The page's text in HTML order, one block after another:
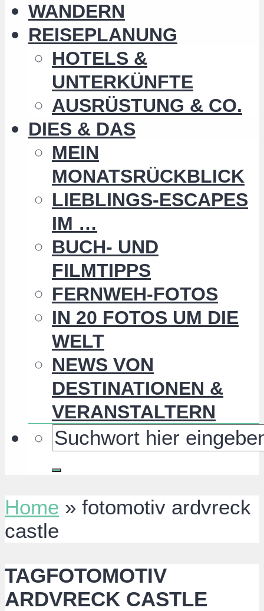
WANDERN
REISEPLANUNG
HOTELS &
UNTERKÜNFTE
AUSRÜSTUNG & CO.
DIES & DAS
MEIN
MONATSRÜCKBLICK
LIEBLINGS-ESCAPES
IM …
BUCH- UND
FILMTIPPS
FERNWEH-FOTOS
IN 20 FOTOS UM DIE
WELT
NEWS VON
DESTINATIONEN &
VERANSTALTERN
Home » fotomotiv ardvreck
castle
TAGFOTOMOTIV
ARDVRECK CASTLE